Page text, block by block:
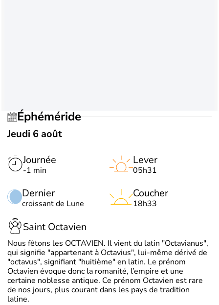
Éphéméride
Jeudi 6 août
Journée
-1 min
Dernier
croissant de Lune
Lever
05h31
Coucher
18h33
Saint Octavien
Nous fêtons les OCTAVIEN. Il vient du latin "Octavianus",
qui signifie "appartenant à Octavius", lui-même dérivé de
"octavus", signifiant "huitième" en latin. Le prénom
Octavien évoque donc la romanité, l’empire et une
certaine noblesse antique. Ce prénom Octavien est rare
de nos jours, plus courant dans les pays de tradition
latine.